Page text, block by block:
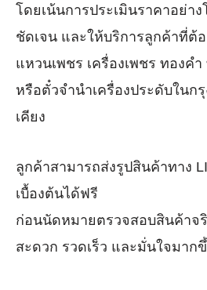
โดยเน้นการประเมินราคาอย่า
ชัดเจน และให้บริการลูกค้าที่ต้
แหวนเพชร เครื่องเพชร ทองค
หรือตั๋วจำนำเครื่องประดับในก
เคียง
ลูกค้าสามารถส่งรูปสินค้าทาง
เบื้องต้นได้ฟรี
ก่อนนัดหมายตรวจสอบสินค้าจ
สะดวก รวดเร็ว และมั่นใจมาก